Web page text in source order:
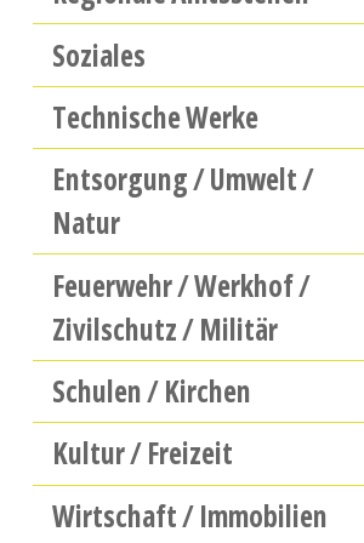
Soziales
Technische Werke
Entsorgung / Umwelt /
Natur
Feuerwehr / Werkhof /
Zivilschutz / Militär
Schulen / Kirchen
Kultur / Freizeit
Wirtschaft / Immobilien